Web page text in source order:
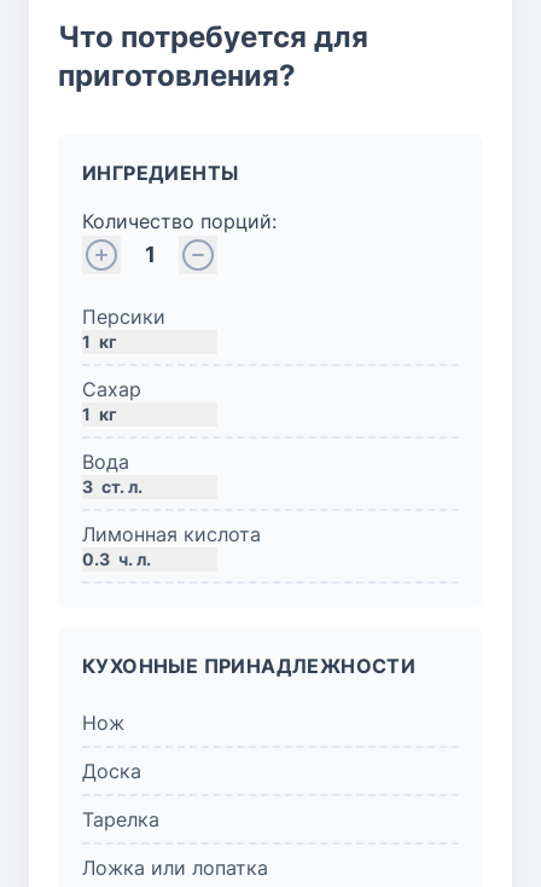
Что потребуется для
приготовления?
ИНГРЕДИЕНТЫ
Количество порций:
1
Персики
1 кг
Сахар
1 кг
Вода
3 ст. л.
Лимонная кислота
0.3 ч. л.
КУХОННЫЕ ПРИНАДЛЕЖНОСТИ
Нож
Доска
Тарелка
Ложка или лопатка